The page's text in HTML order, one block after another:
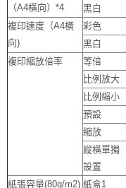
（A4橫向）*4
黑白
複印速度（A4橫
向)
彩色
黑白
複印縮放倍率
等倍
比例放大
比例縮小
預設
縮放
縱橫單獨
設置
紙張容量(80g/m2) 紙盒1